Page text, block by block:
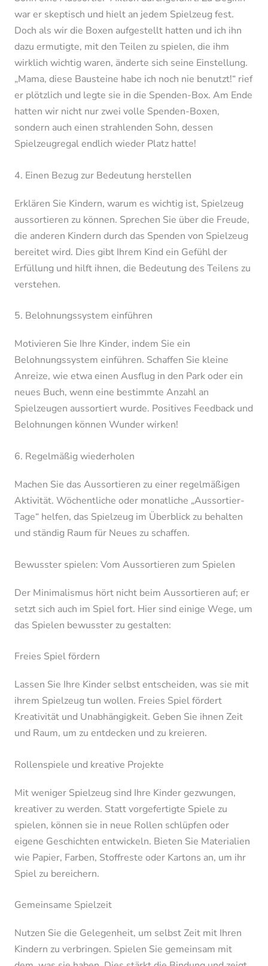
war er skeptisch und hielt an jedem Spielzeug fest.
Doch als wir die Boxen aufgestellt hatten und ich ihn
dazu ermutigte, mit den Teilen zu spielen, die ihm
wirklich wichtig waren, änderte sich seine Einstellung.
„Mama, diese Bausteine habe ich noch nie benutzt!“ rief
er plötzlich und legte sie in die Spenden-Box. Am Ende
hatten wir nicht nur zwei volle Spenden-Boxen,
sondern auch einen strahlenden Sohn, dessen
Spielzeugregal endlich wieder Platz hatte!
4. Einen Bezug zur Bedeutung herstellen
Erklären Sie Kindern, warum es wichtig ist, Spielzeug
aussortieren zu können. Sprechen Sie über die Freude,
die anderen Kindern durch das Spenden von Spielzeug
bereitet wird. Dies gibt Ihrem Kind ein Gefühl der
Erfüllung und hilft ihnen, die Bedeutung des Teilens zu
verstehen.
5. Belohnungssystem einführen
Motivieren Sie Ihre Kinder, indem Sie ein
Belohnungssystem einführen. Schaffen Sie kleine
Anreize, wie etwa einen Ausflug in den Park oder ein
neues Buch, wenn eine bestimmte Anzahl an
Spielzeugen aussortiert wurde. Positives Feedback und
Belohnungen können Wunder wirken!
6. Regelmäßig wiederholen
Machen Sie das Aussortieren zu einer regelmäßigen
Aktivität. Wöchentliche oder monatliche „Aussortier-
Tage“ helfen, das Spielzeug im Überblick zu behalten
und ständig Raum für Neues zu schaffen.
Bewusster spielen: Vom Aussortieren zum Spielen
Der Minimalismus hört nicht beim Aussortieren auf; er
setzt sich auch im Spiel fort. Hier sind einige Wege, um
das Spielen bewusster zu gestalten:
Freies Spiel fördern
Lassen Sie Ihre Kinder selbst entscheiden, was sie mit
ihrem Spielzeug tun wollen. Freies Spiel fördert
Kreativität und Unabhängigkeit. Geben Sie ihnen Zeit
und Raum, um zu entdecken und zu kreieren.
Rollenspiele und kreative Projekte
Mit weniger Spielzeug sind Ihre Kinder gezwungen,
kreativer zu werden. Statt vorgefertigte Spiele zu
spielen, können sie in neue Rollen schlüpfen oder
eigene Geschichten entwickeln. Bieten Sie Materialien
wie Papier, Farben, Stoffreste oder Kartons an, um ihr
Spiel zu bereichern.
Gemeinsame Spielzeit
Nutzen Sie die Gelegenheit, um selbst Zeit mit Ihren
Kindern zu verbringen. Spielen Sie gemeinsam mit